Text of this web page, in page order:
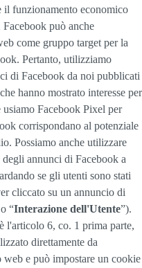
funzionamento economico
può anche
come gruppo target per la
Pertanto, utilizziamo
di Facebook da noi pubblicati
hanno mostrato interesse per
Facebook Pixel per
corrispondano al potenziale
Possiamo anche utilizzare
annunci di Facebook a
se gli utenti sono stati
cliccato su un annuncio di
“Interazione dell'Utente”).
l'articolo 6, co. 1 prima parte,
direttamente da
e può impostare un cookie